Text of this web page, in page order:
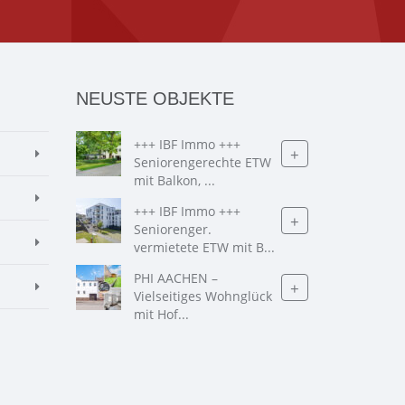
NEUSTE OBJEKTE
+++ IBF Immo +++
Seniorengerechte ETW
mit Balkon, ...
+
+++ IBF Immo +++
Seniorenger.
vermietete ETW mit B...
+
PHI AACHEN –
Vielseitiges Wohnglück
mit Hof...
+